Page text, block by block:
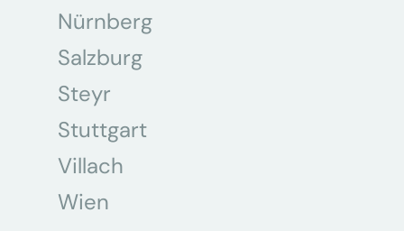
Nürnberg
Salzburg
Steyr
Stuttgart
Villach
Wien